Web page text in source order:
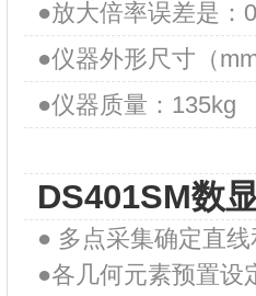
●放大倍率误差是：
●仪器外形尺寸（
●仪器质量：135kg
DS401SM数
● 多点采集确定直
●各几何元素预置设